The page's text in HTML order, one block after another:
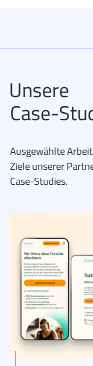
Unsere
Case-
Ausgewählte
Ziele unserer
Case-Studies.